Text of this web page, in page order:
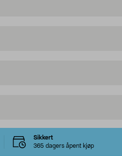
Sikkert
365 dagers åpent kjøp